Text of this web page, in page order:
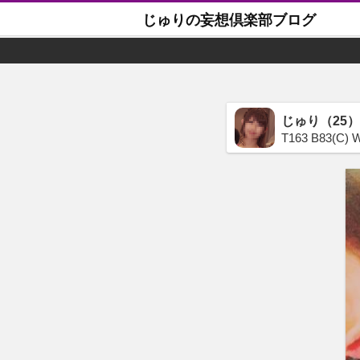
じゅりの妄想倶楽部ブログ
じゅり（25）
T163 B83(C)